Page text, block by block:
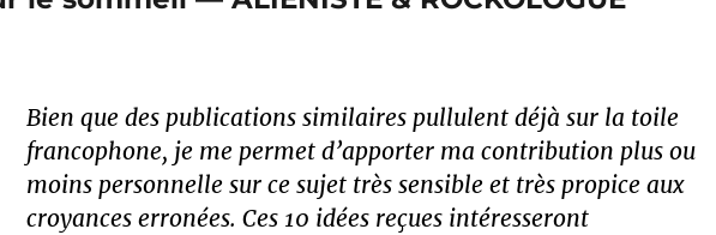
Bien que des publications similaires pullulent déjà sur la toile
francophone, je me permet d’apporter ma contribution plus ou
moins personnelle sur ce sujet très sensible et très propice aux
croyances erronées. Ces 10 idées reçues intéresseront